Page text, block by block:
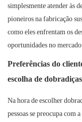
simplesmente atender às
pioneiros na fabricação
como eles enfrentam os
oportunidades no
Preferências do
escolha de
Na hora de escolher
pessoas se preocupa com